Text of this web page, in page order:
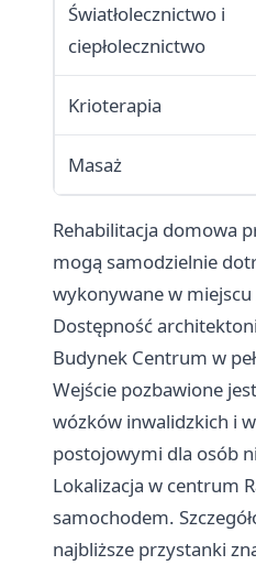
Światłolecznictwo i
ciepłolecznictwo
Krioterapia
Masaż
Rehabilitacja domowa
mogą samodzielnie
wykonywane w miejscu
Dostępność
Budynek Centrum w
Wejście pozbawione
wózków inwalidzkich i
postojowymi dla osób
Lokalizacja w centrum
samochodem.
najbliższe przystanki